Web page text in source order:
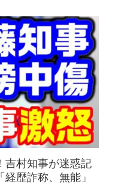
吉村知事が迷惑記
歴詐称、無能」